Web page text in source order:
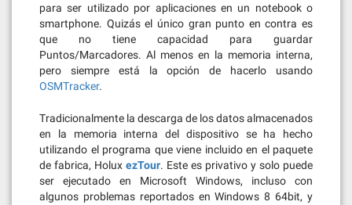
para ser utilizado por aplicaciones en un notebook o
smartphone. Quizás el único gran punto en contra es
que no tiene capacidad para guardar
Puntos/Marcadores. Al menos en la memoria interna,
pero siempre está la opción de hacerlo usando
OSMTracker.
Tradicionalmente la descarga de los datos almacenados
en la memoria interna del dispositivo se ha hecho
utilizando el programa que viene incluido en el paquete
de fabrica, Holux ezTour. Este es privativo y solo puede
ser ejecutado en Microsoft Windows, incluso con
algunos problemas reportados en Windows 8 64bit, y